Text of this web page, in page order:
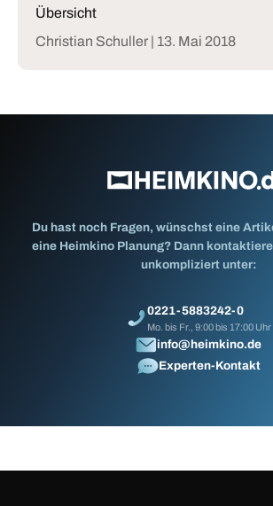
Übersicht
Christian Schuller | 13. Mai 2018
Du hast noch Fragen, wünschst eine
eine Heimkino Planung? Dann
unkompliziert unter:
0221-5883242-0
Mo. bis Fr., 9:00 bis 17:00 Uhr
info@heimkino.de
Experten-Kontakt